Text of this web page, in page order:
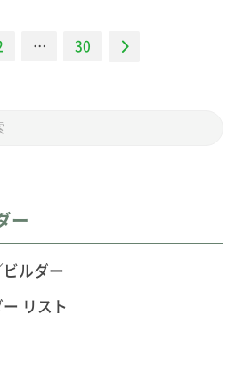
… 30
ー
ルダー
リスト